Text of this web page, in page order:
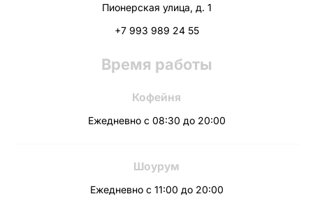
Пионерская улица, д. 1
+7 993 989 24 55
Время работы
Кофейня
Ежедневно с 08:30 до 20:00
Шоурум
Ежедневно с 11:00 до 20:00